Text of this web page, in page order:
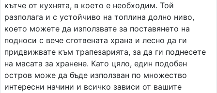
кътче от кухнята, в което е необходим. Той
разполага и с устойчиво на топлина долно ниво,
което можете да използвате за поставянето на
подноси с вече сготвената храна и лесно да ги
придвижвате към трапезарията, за да ги поднесете
на масата за хранене. Като цяло, един подобен
остров може да бъде използван по множество
интересни начини и всичко зависи от вашите